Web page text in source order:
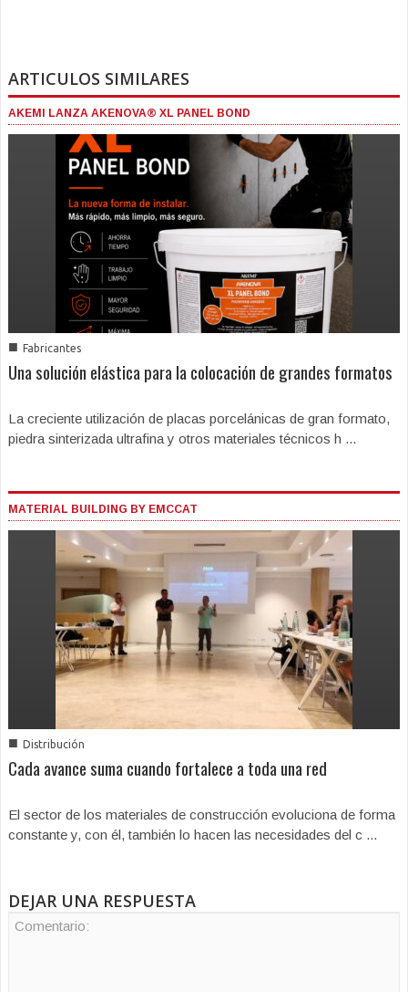
ARTICULOS SIMILARES
AKEMI LANZA AKENOVA® XL PANEL BOND
■ Fabricantes
Una solución elástica para la colocación de grandes formatos
La creciente utilización de placas porcelánicas de gran formato,
piedra sinterizada ultrafina y otros materiales técnicos h ...
MATERIAL BUILDING BY EMCCAT
■ Distribución
Cada avance suma cuando fortalece a toda una red
El sector de los materiales de construcción evoluciona de forma
constante y, con él, también lo hacen las necesidades del c ...
DEJAR UNA RESPUESTA